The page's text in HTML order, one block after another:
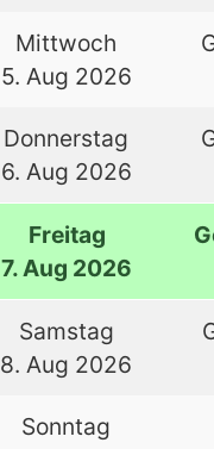
Mittwoch
5. Aug 2026
Donnerstag
6. Aug 2026
Freitag
7. Aug 2026
Samstag
8. Aug 2026
Sonntag